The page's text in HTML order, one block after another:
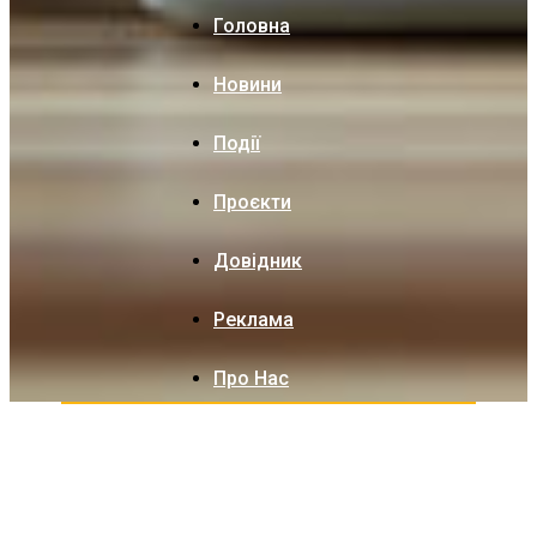
Головна
Новини
Події
Проєкти
Довідник
Реклама
Про Нас